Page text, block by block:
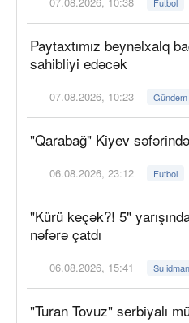
Paytaxtımız beynəlxalq
sahibliyi edəcək
07.08.2026, 10:23 Gündəm
"Qarabağ" Kiyev
06.08.2026, 23:12 Futbol
"Kürü keçək?! 5"
nəfərə çatdı
06.08.2026, 15:41 Su
"Turan Tovuz" serbiyalı